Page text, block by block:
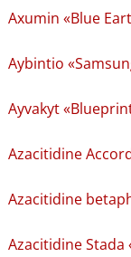
Axumin «Blue
Aybintio
Ayvakyt
Azacitidine
Azacitidine
Azacitidine Stada